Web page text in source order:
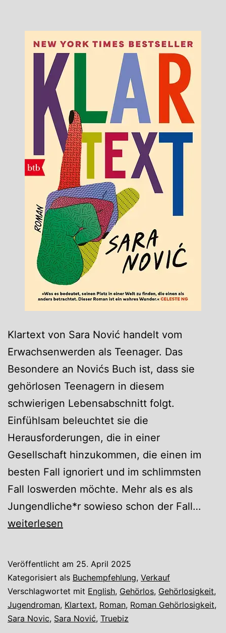
Klartext von Sara Nović handelt vom
Erwachsenwerden als Teenager. Das
Besondere an Novićs Buch ist, dass sie
gehörlosen Teenagern in diesem
schwierigen Lebensabschnitt folgt.
Einfühlsam beleuchtet sie die
Herausforderungen, die in einer
Gesellschaft hinzukommen, die einen im
besten Fall ignoriert und im schlimmsten
Fall loswerden möchte. Mehr als es als
Jungendliche*r sowieso schon der Fall…
weiterlesen
Veröffentlicht am 25. April 2025
Kategorisiert als Buchempfehlung, Verkauf
Verschlagwortet mit English, Gehörlos, Gehörlosigkeit,
Jugendroman, Klartext, Roman, Roman Gehörlosigkeit,
Sara Novic, Sara Nović, Truebiz